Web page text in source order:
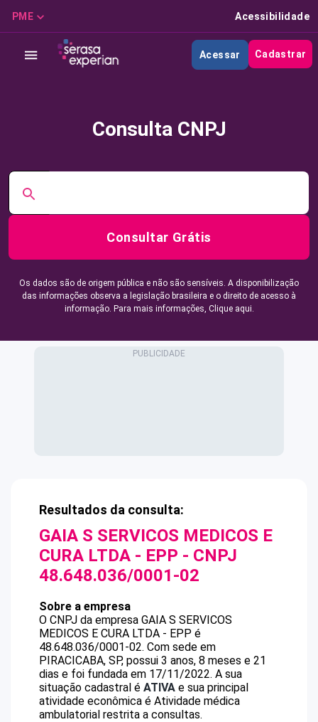
PME Acessibilidade
Acessar Cadastrar
Consulta CNPJ
Consultar Grátis
Os dados são de origem pública e não são sensíveis. A disponibilização
das informações observa a legislação brasileira e o direito de acesso à
informação. Para mais informações, Clique aqui.
Resultados da consulta:
GAIA S SERVICOS MEDICOS E
CURA LTDA - EPP - CNPJ
48.648.036/0001-02
Sobre a empresa
O CNPJ da empresa GAIA S SERVICOS
MEDICOS E CURA LTDA - EPP é
48.648.036/0001-02. Com sede em
PIRACICABA, SP, possui 3 anos, 8 meses e 21
dias e foi fundada em 17/11/2022. A sua
situação cadastral é ATIVA e sua principal
atividade econômica é Atividade médica
ambulatorial restrita a consultas.